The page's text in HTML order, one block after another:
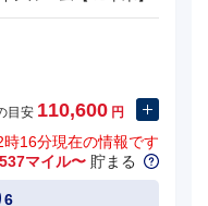
目安 110,600 円
時16分現在の情報です
マイル〜 貯まる
6